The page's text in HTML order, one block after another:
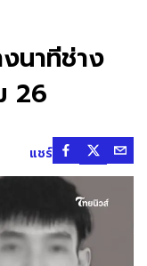
นาทีช่าง
26
แชร์